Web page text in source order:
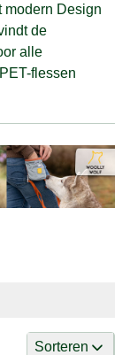
modern Design
de
alle
flessen
Sorteren